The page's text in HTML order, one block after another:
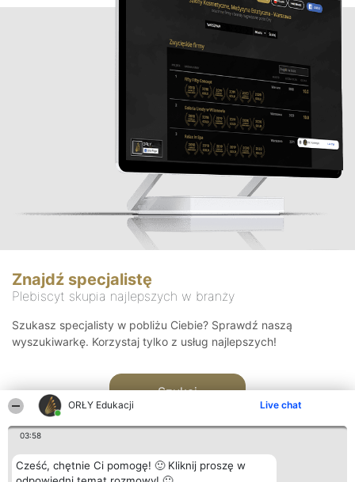
ORŁY Edukacji Live chat
03:58
Cześć, chętnie Ci pomogę! 🙂 Kliknij proszę w
Znajdź specjalistę
Plebiscyt skupia najlepszych w branży
Szukasz specjalisty w pobliżu Ciebie? Sprawdź naszą
wyszukiwarkę. Korzystaj tylko z usług najlepszych!
Szukaj